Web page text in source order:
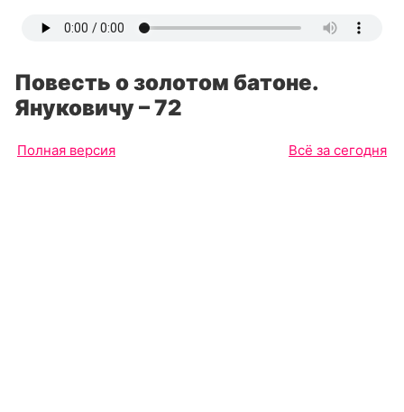
Повесть о золотом батоне.
Януковичу – 72
Полная версия Всё за сегодня